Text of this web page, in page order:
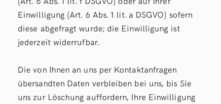
Einwilligung (Art. 6 Abs. 1 lit. a DSGVO) sofern
diese abgefragt wurde; die Einwilligung ist
jederzeit widerrufbar.
Die von Ihnen an uns per Kontaktanfragen
übersandten Daten verbleiben bei uns, bis Sie
uns zur Löschung auffordern, Ihre Einwilligung